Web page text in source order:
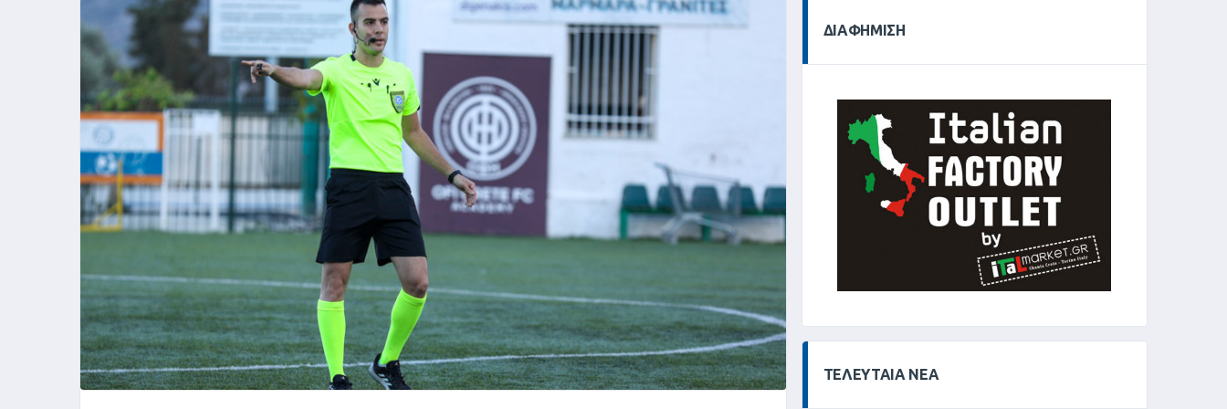
ΔΙΑΦΉΜΙΣΗ
ΤΕΛΕΥΤΑΊΑ ΝΈΑ